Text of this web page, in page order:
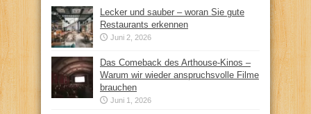
Lecker und sauber – woran Sie gute
Restaurants erkennen
Juni 2, 2026
Das Comeback des Arthouse-Kinos –
Warum wir wieder anspruchsvolle Filme
brauchen
Juni 1, 2026